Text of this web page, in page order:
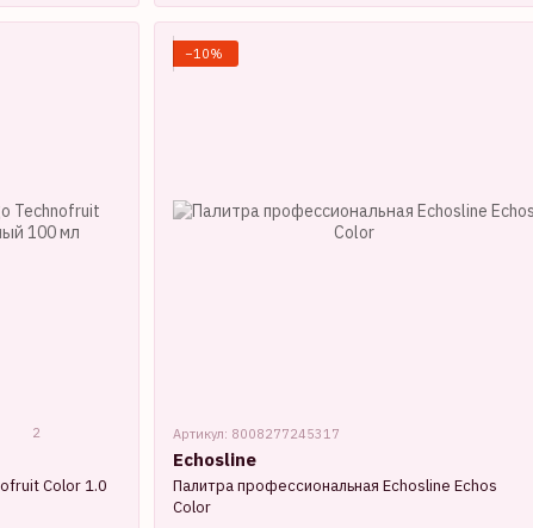
2
Color 1.0
−10%
Артикул: 8008277245317
Echosline
Палитра профессиональная Echosline Echos
Color